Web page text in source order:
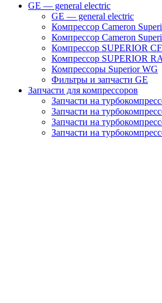
GE — general electric
GE — general electric
Компрессор Cameron
Компрессор Cameron
Компрессор SUPERIOR
Компрессор SUPERIOR
Компрессоры Superior WG
Фильтры и запчасти GE
Запчасти для компрессоров
Запчасти на
Запчасти на
Запчасти на
Запчасти на